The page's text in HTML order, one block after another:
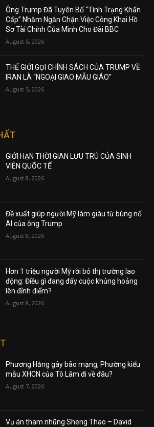
Ông Trump Đã Tuyên Bố “Tình Trạng Khẩn
Cấp” Nhằm Ngăn Chặn Việc Công Khai Hồ
Sơ Tài Chính Của Mình Cho Đài BBC
August 5, 2026
THẾ GIỚI GỌI CHÍNH SÁCH CỦA TRUMP VỀ
IRAN LÀ “NGOẠI GIAO MẪU GIÁO”
August 5, 2026
GIỚI HẠN THỜI GIAN LƯU TRÚ CỦA SINH
VIÊN QUỐC TẾ
August 8, 2026
Đề xuất giúp người Mỹ làm giàu từ bùng nổ
AI của ông Trump
August 8, 2026
Hơn 1 triệu người Mỹ rời bỏ thị trường lao
động: Điều gì đang đẩy cuộc khủng hoảng
lên đỉnh điểm?
August 8, 2026
Phương Hằng gây bão mạng, Phường kiểu
mẫu XHCN của Tô Lâm đi về đâu?
August 7, 2026
Vụ án tham nhũng Sheng Thao – David